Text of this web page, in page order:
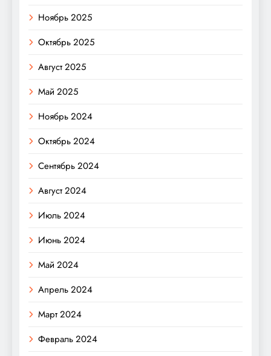
Ноябрь 2025
Октябрь 2025
Август 2025
Май 2025
Ноябрь 2024
Октябрь 2024
Сентябрь 2024
Август 2024
Июль 2024
Июнь 2024
Май 2024
Апрель 2024
Март 2024
Февраль 2024